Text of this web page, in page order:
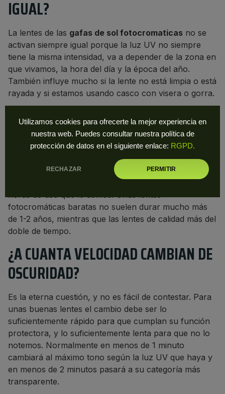
Utilizamos cookies para ofrecerte la mejor experiencia en
nuestra web. Puedes consultar nuestra política de
protección de datos en el siguiente enlace: RGPD.
RECHAZAR PERMITIR
IGUAL?
La lentes de las gafas de sol fotocromaticas no se
activan siempre igual porque la luz UV no siempre
tiene la misma intensidad, va a depender de la zona en
que vivamos, la hora del día y la época del año.
También influye mucho si la lente no está limpia o está
rayada y si estamos usando casco con visera o gorra.
mala calidad se quedan en su “ lado oscuro” y ya no
reaccionan.
¿CUÁL ES LA VIDA ÚTIL?
horas de uso que le demos. Unas lentes
fotocromáticas baratas no suelen durar mucho más
de 1-2 años, mientras que las lentes de calidad más del
doble de tiempo.
¿A CUANTA VELOCIDAD CAMBIAN DE
OSCURIDAD?
Es la eterna cuestión, y no es fácil de contestar. Para
unas buenas lentes el cambio debe ser lo
suficientemente rápido para que cumplan su función
protectora, y lo suficientemente lenta para que no lo
notemos. Normalmente en menos de 1 minuto
cambiará al máximo tono según la luz UV que haya y
en menos de 2 minutos pasará a su categoría más
transparente.